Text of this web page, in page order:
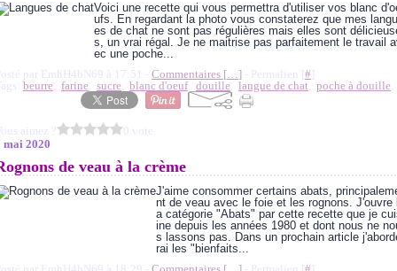
Voici une recette qui vous permettra d'utiliser vos blanc
ufs. En regardant la photo vous constaterez que mes langu
es de chat ne sont pas régulières mais elles sont
s, un vrai régal. Je ne maitrise pas parfaitement le travail
ec une poche...
par EmhH4bN69 à 17:51 - Commentaires […] - Permalien [# ]
beurre, farine, sucre, blanc d'oeuf, douille, langue de chat, poche à douille
aimez ?
0 vote
mai 2020
de veau à la crème
J'aime consommer certains abats,
nt de veau avec le foie et les rognons. J'ouvre l
a catégorie "Abats" par cette recette que je
ine depuis les années 1980 et dont nous ne
s lassons pas. Dans un prochain article
rai les "bienfaits...